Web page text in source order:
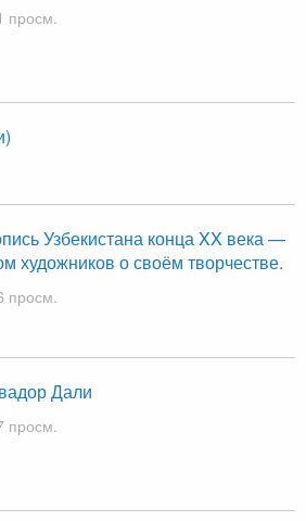
просм.
Узбекистана конца XX века —
художников о своём творчестве.
просм.
Дали
просм.